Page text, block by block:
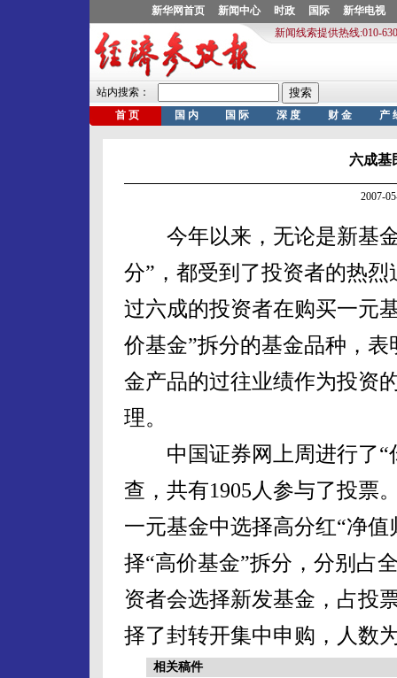
六成基
2007-
今年以来，无论是新基金
分”，都受到了投资者的热
过六成的投资者在购买一元
价基金”拆分的基金品种，
金产品的过往业绩作为投资
理。
中国证券网上周进行了“
查，共有1905人参与了投票
一元基金中选择高分红“净
择“高价基金”拆分，分别占
资者会选择新发基金，占投
择了封转开集中申购，人数
相关稿件